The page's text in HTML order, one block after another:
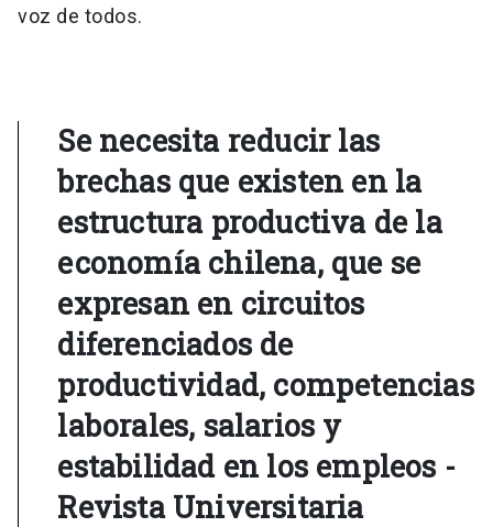
voz de todos.
Se necesita reducir las
brechas que existen en la
estructura productiva de la
economía chilena, que se
expresan en circuitos
diferenciados de
productividad, competencias
laborales, salarios y
estabilidad en los empleos -
Revista Universitaria